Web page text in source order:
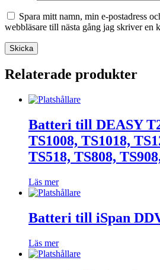
Spara mitt namn, min e-postadress
webbläsare till nästa gång jag skriver en
Relaterade produkter
Batteri till DEASY
TS1008, TS1018,
TS518, TS808,
Läs mer
Batteri till iSpan
Läs mer